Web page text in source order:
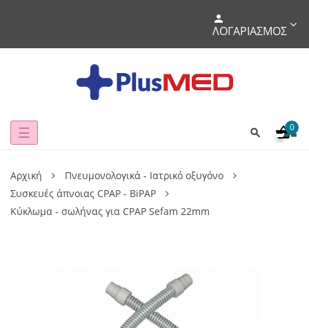
ΛΟΓΑΡΙΑΣΜΌΣ
Toggle
☰ 0
Αρχική
Πνευμονολογικά - Ιατρικό οξυγόνο
Συσκευές άπνοιας CPAP - BiPAP
Kύκλωμα - σωλήνας για CPAP Sefam 22mm